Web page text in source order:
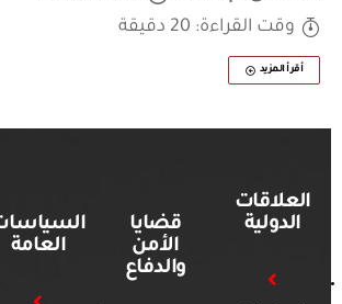
وقت القراءة: 20 دقيقة
أقرأ المزيد
العلاقات
الدولية
قضايا
الأمن
والدفاع
السياسات
العامة